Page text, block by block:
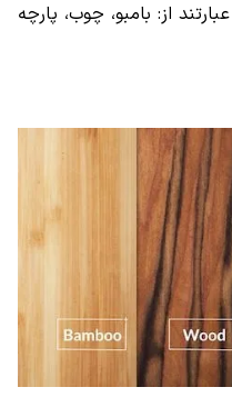
از: بامبو، چوب، پارچه